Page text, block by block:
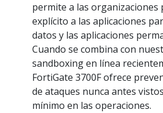
permite a las organizaciones
explícito a las aplicaciones
datos y las aplicaciones
Cuando se combina con
sandboxing en línea
FortiGate 3700F ofrece
de ataques nunca antes
mínimo en las operaciones.